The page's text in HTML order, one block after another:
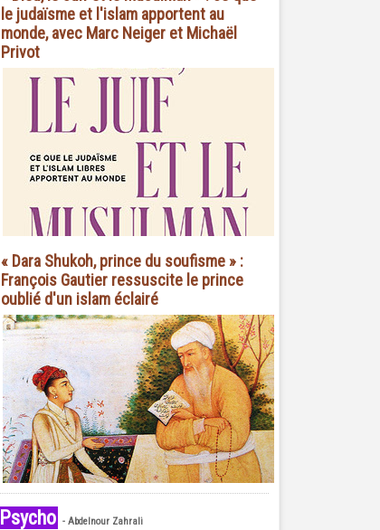
le judaïsme et l'islam apportent au
monde, avec Marc Neiger et Michaël
Privot
« Dara Shukoh, prince du soufisme » :
François Gautier ressuscite le prince
oublié d'un islam éclairé
Psycho - Abdelnour Zahrali